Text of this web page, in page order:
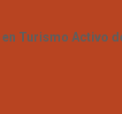
Turismo Activo